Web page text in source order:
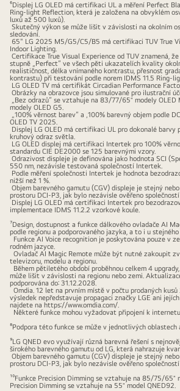
⁶Displej LG OLED má certifikaci UL a měření Perfect
Ring-light Reflection, která je založena na obvyklém
luxů až 500 luxů).
Skutečný výkon se může lišit v závislosti na okolním
sledování.
65" LG 2025 M5/G5/C5/B5 má certifikaci TUV True
Indoor Lighting.
Certifikace True Visual Experience od TUV znamená,
stupně „Perfect“ ve všech pěti ukazatelích kvality
realističnost, délka vnímaného kontrastu, přesnost
kontrastu) při testování podle norem IDMS 11.5 Ring-
LG OLED TV má certifikát Circadian Performance
Obrázky na obrazovce jsou simulované pro ilustrační
„Bez odrazů“ se vztahuje na 83/77/65″ modely
modely OLED G5.
„100% věrnost barev“ a ‚100% barevný objem podle
OLED TV 2025.
Displej LG OLED má certifikaci UL pro dokonalé barvy
kruhový odraz světla.
LG OLED displej má certifikaci Intertek pro 100%
standardu CIE DE2000 se 125 barevnými vzory.
Odrazivost displeje je definována jako hodnota SCI
550 nm, nezávisle testovaná společností Intertek.
Podle měření společnosti Intertek je hodnota
nižší než 1 %.
Objem barevného gamutu (CGV) displeje je stejný
prostoru DCI-P3, jak bylo nezávisle ověřeno
Displej LG OLED má certifikaci Intertek pro
implementace IDMS 11.2.2 vzorkové koule.
⁷Design, dostupnost a funkce dálkového ovladače AI
podle regionu a podporovaného jazyka, a to i u stejného
Funkce AI Voice recognition je poskytována pouze v
rodném jazyce.
Ovladač AI Magic Remote může být nutné zakoupit
televizoru, modelu a regionu.
Během pětiletého období proběhnou celkem 4
může lišit v závislosti na regionu nebo zemi.
podporována do: 31.12.2028.
Omdia. 12 let na prvním místě v počtu prodaných
výsledek nepředstavuje propagaci značky LGE ani
najdete na https://www.omdia.com/.
Některé funkce mohou vyžadovat připojení k
⁸Podpora této funkce se může v jednotlivých oblastech
⁹LG QNED evo využívají různá barevná řešení s
širokého barevného gamutu od LG, která nahrazuje
Objem barevného gamutu (CGV) displeje je stejný
prostoru DCI-P3, jak bylo nezávisle ověřeno
¹⁰Funkce Precision Dimming se vztahuje na 85/75/65″
Precision Dimming se vztahuje na 55″ model QNED92.